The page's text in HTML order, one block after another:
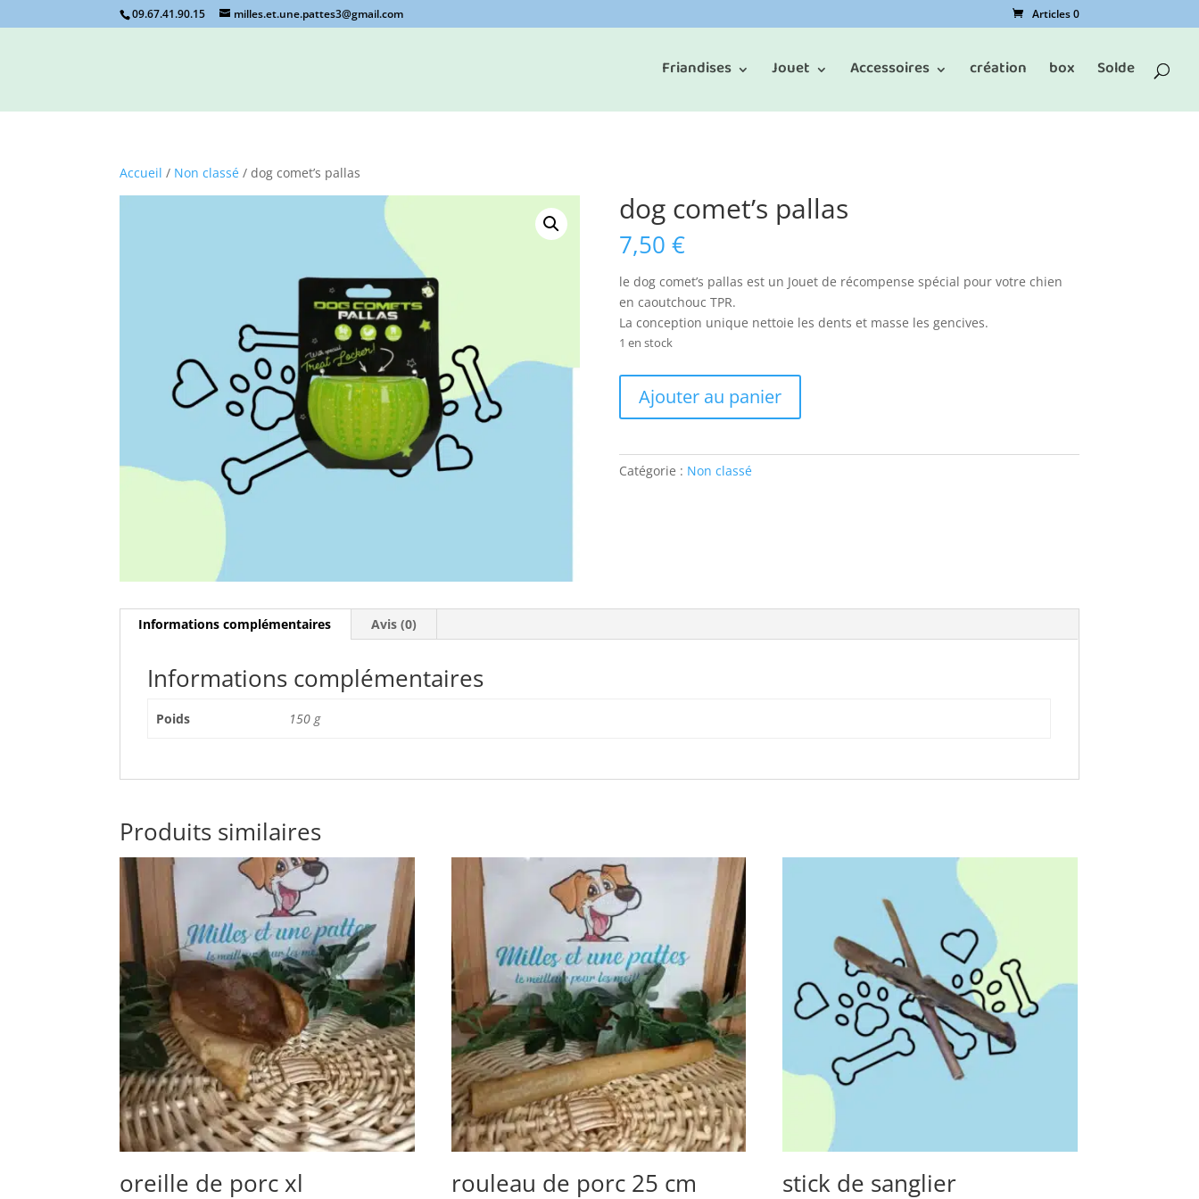
09.67.41.90.15 milles.et.une.pattes3@gmail.com Articles 0
Friandises Jouet Accessoires création box Solde
Accueil / Non classé / dog comet’s pallas
dog comet’s pallas
7,50 €
le dog comet’s pallas est un Jouet de récompense spécial pour votre chien
en caoutchouc TPR.
La conception unique nettoie les dents et masse les gencives.
1 en stock
dog
pallas
Ajouter au panier
Catégorie : Non classé
Informations complémentaires Avis (0)
Informations complémentaires
Poids 150 g
Produits similaires
oreille de porc xl rouleau de porc 25 cm stick de sanglier